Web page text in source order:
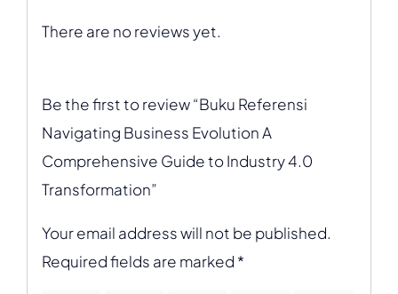
There are no reviews yet.
Be the first to review “Buku Referensi
Navigating Business Evolution A
Comprehensive Guide to Industry 4.0
Transformation”
Your email address will not be published.
Required fields are marked *